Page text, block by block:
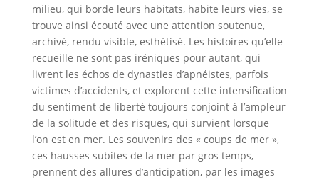
milieu, qui borde leurs habitats, habite leurs vies, se
trouve ainsi écouté avec une attention soutenue,
archivé, rendu visible, esthétisé. Les histoires qu’elle
recueille ne sont pas iréniques pour autant, qui
livrent les échos de dynasties d’apnéistes, parfois
victimes d’accidents, et explorent cette intensification
du sentiment de liberté toujours conjoint à l’ampleur
de la solitude et des risques, qui survient lorsque
l’on est en mer. Les souvenirs des « coups de mer »,
ces hausses subites de la mer par gros temps,
prennent des allures d’anticipation, par les images